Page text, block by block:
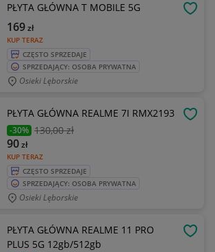
PŁYTA GŁÓWNA T MOBILE 5G
KUP TERAZ
169zł
CZĘSTO SPRZEDAJE
SPRZEDAJĄCY: OSOBA PRYWATNA
Osieki Lęborskie
PŁYTA GŁÓWNA REALME 7I RMX2193
-30% 130,00 zł
KUP TERAZ
90zł
CZĘSTO SPRZEDAJE
SPRZEDAJĄCY: OSOBA PRYWATNA
Osieki Lęborskie
PŁYTA GŁÓWNA REALME 11 PRO
PLUS 5G 12gb/512gb